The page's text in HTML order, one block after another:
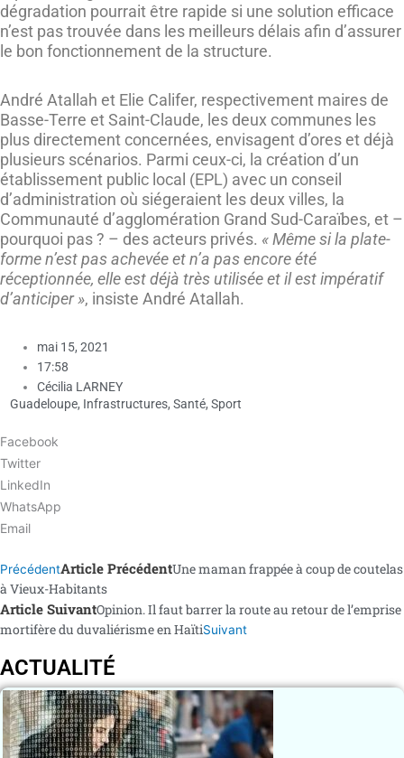
dégradation pourrait être rapide si une solution efficace
n’est pas trouvée dans les meilleurs délais afin d’assurer
le bon fonctionnement de la structure.
André Atallah et Elie Califer, respectivement maires de
Basse-Terre et Saint-Claude, les deux communes les
plus directement concernées, envisagent d’ores et déjà
plusieurs scénarios. Parmi ceux-ci, la création d’un
établissement public local (EPL) avec un conseil
d’administration où siégeraient les deux villes, la
Communauté d’agglomération Grand Sud-Caraïbes, et –
pourquoi pas ? – des acteurs privés. « Même si la plate-
forme n’est pas achevée et n’a pas encore été
réceptionnée, elle est déjà très utilisée et il est impératif
d’anticiper », insiste André Atallah.
mai 15, 2021
17:58
Cécilia LARNEY
Guadeloupe, Infrastructures, Santé, Sport
Facebook
Twitter
LinkedIn
WhatsApp
Email
PrécédentArticle PrécédentUne maman frappée à coup de coutelas
à Vieux-Habitants
Article SuivantOpinion. Il faut barrer la route au retour de l’emprise
mortifère du duvaliérisme en HaïtiSuivant
ACTUALITÉ